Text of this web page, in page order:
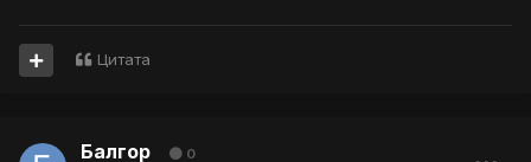
Цитата
Балгор 0